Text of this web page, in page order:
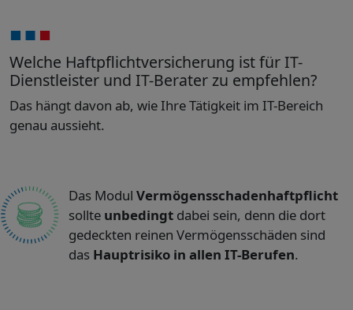
Welche Haftpflichtversicherung ist für IT-
Dienstleister und IT-Berater zu empfehlen?
Das hängt davon ab, wie Ihre Tätigkeit im IT-Bereich
genau aussieht.
Das Modul Vermögensschadenhaftpflicht
sollte unbedingtdabei sein, denn die dort
gedeckten reinen Vermögensschäden sind
das Hauptrisiko in allen IT-Berufen.